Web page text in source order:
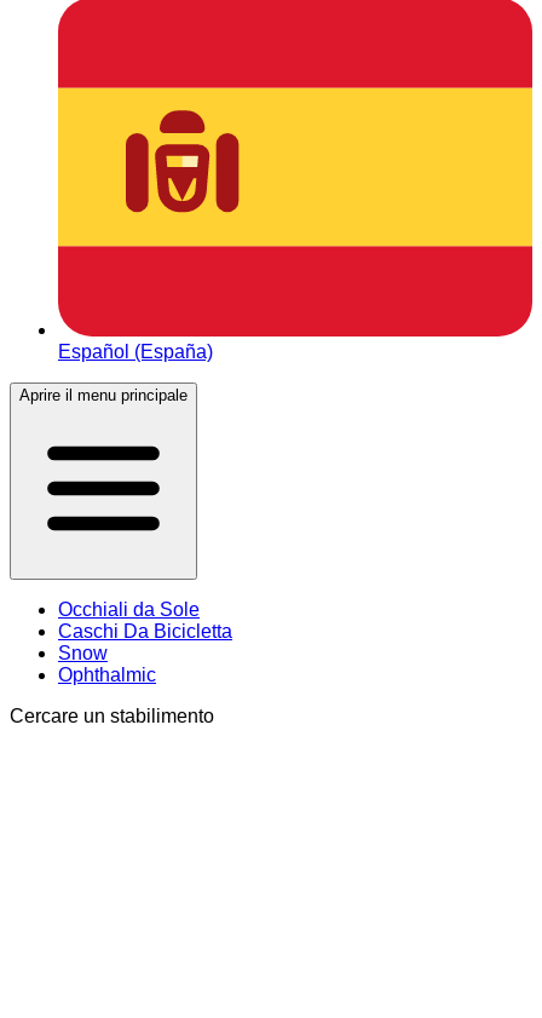
Español (España)
Aprire il menu principale
Occhiali da Sole
Caschi Da Bicicletta
Snow
Ophthalmic
Cercare un stabilimento